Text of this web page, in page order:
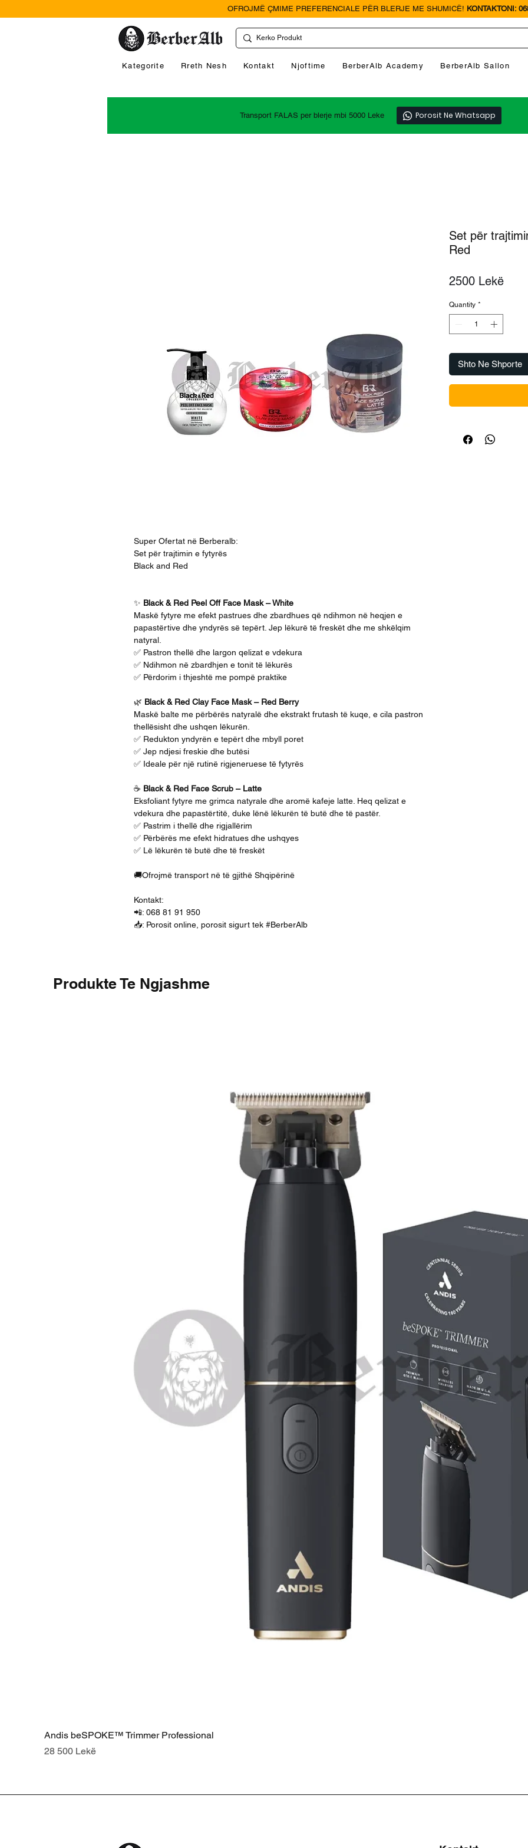
OFROJMË ÇMIME PREFERENCIALE PËR BLERJE ME SHUMICË! KONTAKTONI:
Kategorite Rreth Nesh Kontakt Njoftime BerberAlb Academy BerberAlb Sallon
Transport FALAS per blerje mbi 5000 Leke Porosit Ne Whatsapp
Super Ofertat në Berberalb:
Set për trajtimin e fytyrës
Black and Red
✨ Black & Red Peel Off Face Mask – White
Maskë fytyre me efekt pastrues dhe zbardhues që ndihmon në heqjen e
papastërtive dhe yndyrës së tepërt. Jep lëkurë të freskët dhe me shkëlqim
natyral.
✅ Pastron thellë dhe largon qelizat e vdekura
✅ Ndihmon në zbardhjen e tonit të lëkurës
✅ Përdorim i thjeshtë me pompë praktike
🌿 Black & Red Clay Face Mask – Red Berry
Maskë balte me përbërës natyralë dhe ekstrakt frutash të kuqe, e cila pastron
thellësisht dhe ushqen lëkurën.
✅ Redukton yndyrën e tepërt dhe mbyll poret
✅ Jep ndjesi freskie dhe butësi
✅ Ideale për një rutinë rigjeneruese të fytyrës
☕ Black & Red Face Scrub – Latte
Eksfoliant fytyre me grimca natyrale dhe aromë kafeje latte. Heq qelizat e
vdekura dhe papastërtitë, duke lënë lëkurën të butë dhe të pastër.
✅ Pastrim i thellë dhe rigjallërim
✅ Përbërës me efekt hidratues dhe ushqyes
✅ Lë lëkurën të butë dhe të freskët
🚚Ofrojmë transport në të gjithë Shqipërinë
Kontakt:
📲: 068 81 91 950
📥: Porosit online, porosit sigurt tek #BerberAlb
Set për
Red
2500 LekëPrice
Quantity *
Shto Ne Shporte
Produkte Te Ngjashme
Andis beSPOKE™ Trimmer Professional
Price
28 500 Lekë